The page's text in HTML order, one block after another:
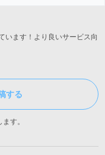
います！より良いサービス向
する
す。